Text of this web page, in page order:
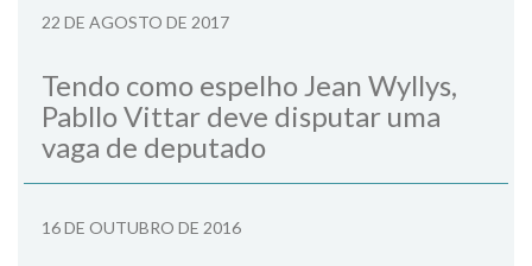
22 DE AGOSTO DE 2017
Tendo como espelho Jean Wyllys,
Pabllo Vittar deve disputar uma
vaga de deputado
16 DE OUTUBRO DE 2016